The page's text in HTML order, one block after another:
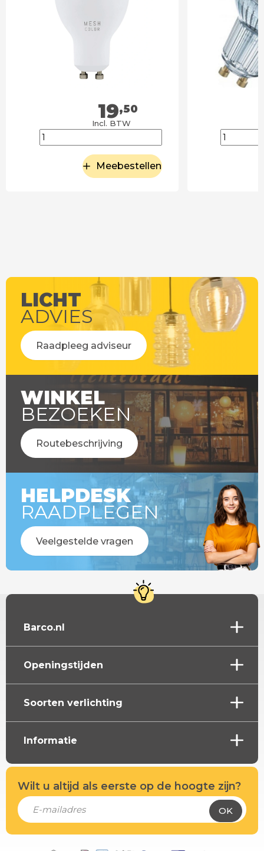
19,50
Incl. BTW
Meebestellen
LICHT
ADVIES
Raadpleeg adviseur
WINKEL
BEZOEKEN
Routebeschrijving
HELPDESK
RAADPLEGEN
Veelgestelde vragen
Barco.nl
Openingstijden
Soorten verlichting
Informatie
Wilt u altijd als eerste op de hoogte zijn?
OK